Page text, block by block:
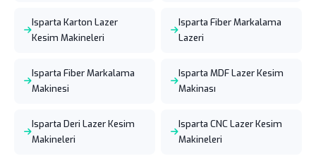
Isparta Karton Lazer
Kesim Makineleri
Isparta Fiber Markalama
Lazeri
Isparta Fiber Markalama
Makinesi
Isparta MDF Lazer Kesim
Makinası
Isparta Deri Lazer Kesim
Makineleri
Isparta CNC Lazer Kesim
Makineleri